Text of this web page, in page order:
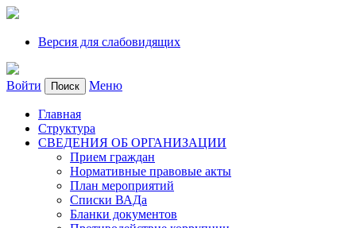
Версия для слабовидящих
Войти Поиск Меню
Главная
Структура
СВЕДЕНИЯ ОБ ОРГАНИЗАЦИИ
Прием граждан
Нормативные правовые акты
План мероприятий
Списки ВАДа
Бланки документов